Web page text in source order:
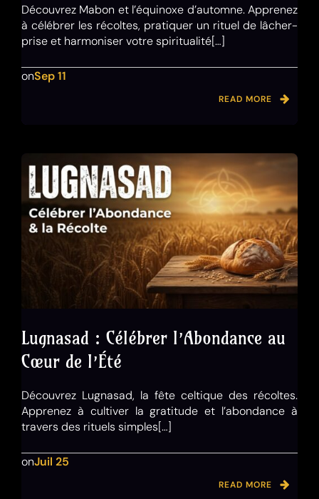
Découvrez Mabon et l’équinoxe d’automne. Apprenez
à célébrer les récoltes, pratiquer un rituel de lâcher-
prise et harmoniser votre spiritualité[…]
onSep 11
READ MORE
Lugnasad : Célébrer l’Abondance au
Cœur de l’Été
Découvrez Lugnasad, la fête celtique des récoltes.
Apprenez à cultiver la gratitude et l’abondance à
travers des rituels simples[…]
onJuil 25
READ MORE